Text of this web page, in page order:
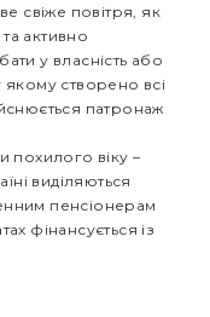
свіже повітря, як
активно
у власність або
якому створено всі
патронаж
похилого віку –
виділяються
пенсіонерам
фінансується із